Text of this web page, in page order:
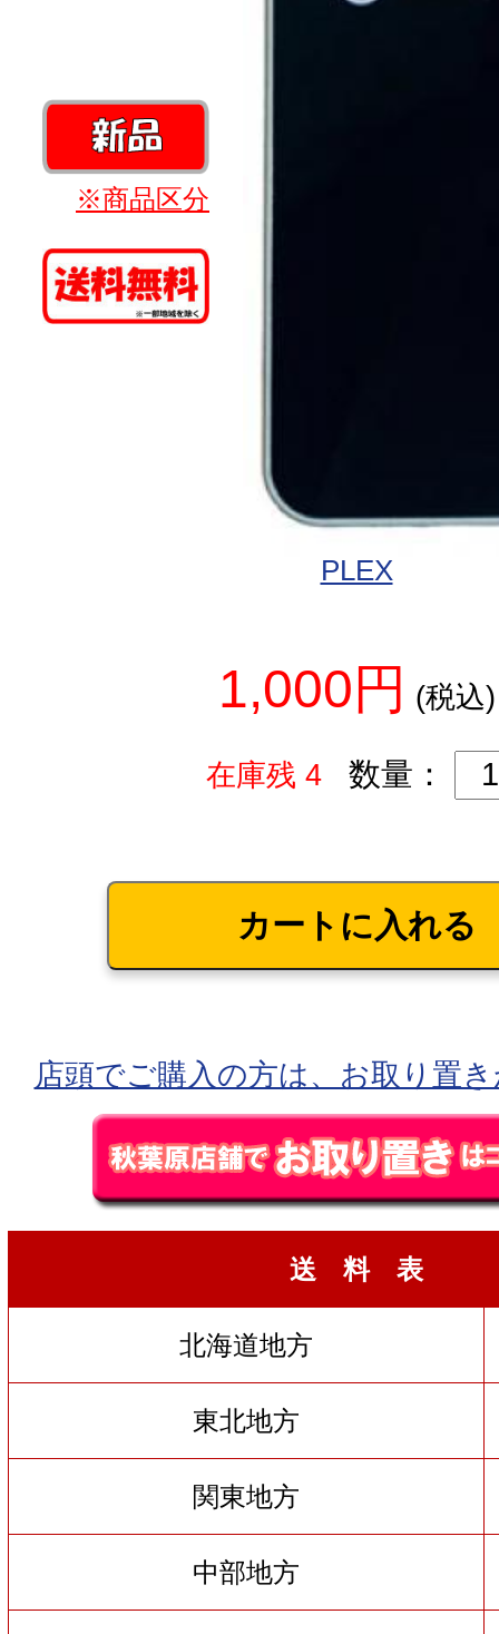
※商品区分
PLEX
1,000円 (税込)
在庫残 4 数量：
店頭でご購入の方は、お取り置
送 料 表
北海道地方
東北地方
関東地方
中部地方